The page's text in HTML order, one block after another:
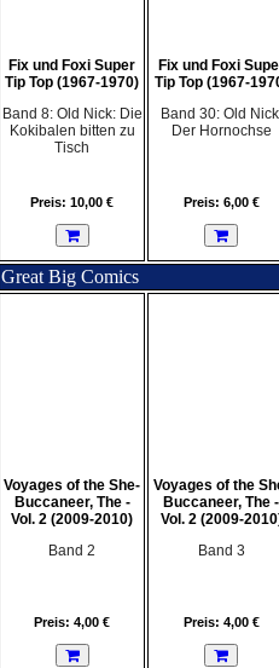
Fix und Foxi Super
Tip Top (1967-1970)
Band 8: Old Nick: Die
Kokibalen bitten zu
Tisch
Preis: 10,00 €
Fix und Foxi
Tip Top (1967-
Band 30: Old
Der Hornochse
Preis: 6,00 €
Great Big Comics
Voyages of the She-
Buccaneer, The -
Vol. 2 (2009-2010)
Band 2
Preis: 4,00 €
Voyages of the
Buccaneer, The -
Vol. 2 (2009-
Band 3
Preis: 4,00 €